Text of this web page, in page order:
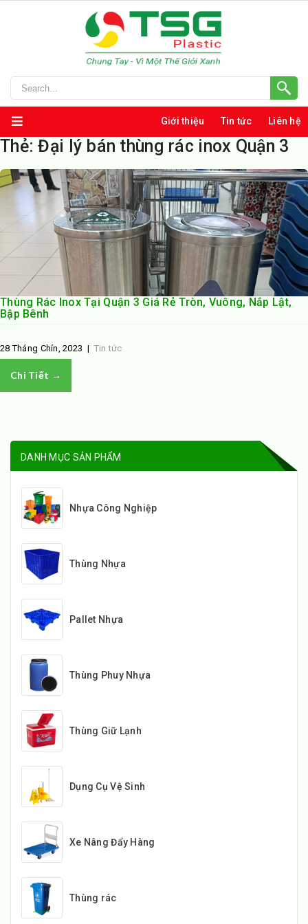
Giới thiệu Tin tức Liên hệ
Thẻ:Đại lý bán thùng rác inox Quận 3
Thùng Rác Inox Tại Quận 3 Giá Rẻ Tròn, Vuông, Nắp Lật,
Bập Bênh
28 Tháng Chín, 2023 | Tin tức
Chi Tiết →
DANH MỤC SẢN PHẨM
Nhựa Công Nghiệp
Thùng Nhựa
Pallet Nhựa
Thùng Phuy Nhựa
Thùng Giữ Lạnh
Dụng Cụ Vệ Sinh
Xe Nâng Đẩy Hàng
Thùng rác